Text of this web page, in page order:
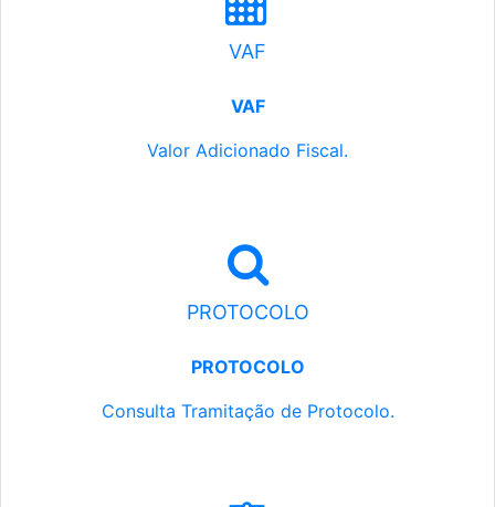
VAF
VAF
Valor Adicionado Fiscal.
PROTOCOLO
PROTOCOLO
Consulta Tramitação de Protocolo.